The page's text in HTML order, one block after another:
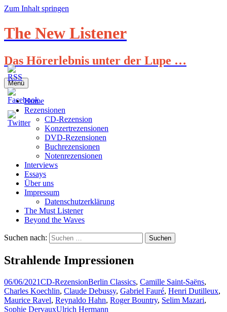
Zum Inhalt springen
The New Listener
Das Hörerlebnis unter der Lupe …
Menü
Home
Rezensionen
CD-Rezension
Konzertrezensionen
DVD-Rezensionen
Buchrezensionen
Notenrezensionen
Interviews
Essays
Über uns
Impressum
Datenschutzerklärung
The Must Listener
Beyond the Waves
Suchen nach:
Strahlende Impressionen
06/06/2021CD-RezensionBerlin Classics, Camille Saint-Saëns,
Charles Koechlin, Claude Debussy, Gabriel Fauré, Henri Dutilleux,
Maurice Ravel, Reynaldo Hahn, Roger Bountry, Selim Mazari,
Sophie DervauxUlrich Hermann